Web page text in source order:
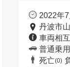
2022年
丹波市
車両相
普通乗
死亡(0)